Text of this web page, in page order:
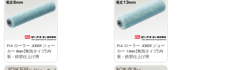
PIA ローラー JOKER ジョー
カー 8mm [無泡タイプ] 内
装・鉄部仕上げ用
PIA ローラー JOKER ジョー
カー 13mm [無泡タイプ] 内
装・鉄部仕上げ用